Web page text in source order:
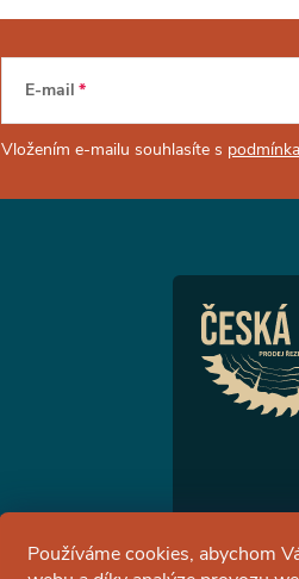
Používáme cookies, abychom
E-mail
Vložením e-mailu souhlasíte s